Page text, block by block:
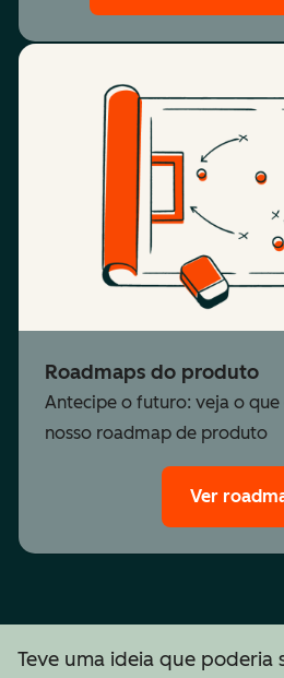
Roadmaps do produto
Antecipe o futuro: veja o
nosso roadmap de produto
Ver
Teve uma ideia que poderia